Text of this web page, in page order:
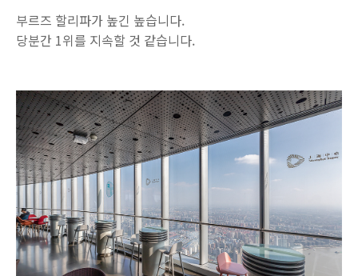
부르즈 할리파가 높긴 높습니다.
당분간 1위를 지속할 것 같습니다.